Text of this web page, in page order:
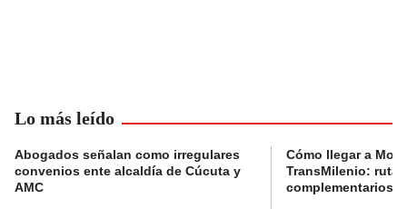
Lo más leído
Abogados señalan como irregulares
convenios ente alcaldía de Cúcuta y
AMC
Cómo llegar a
TransMilenio:
complementarios